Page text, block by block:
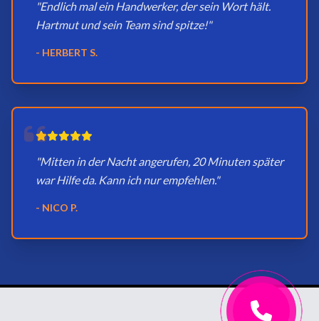
"Endlich mal ein Handwerker, der sein Wort hält.
Hartmut und sein Team sind spitze!"
- HERBERT S.
"Mitten in der Nacht angerufen, 20 Minuten später
war Hilfe da. Kann ich nur empfehlen."
- NICO P.